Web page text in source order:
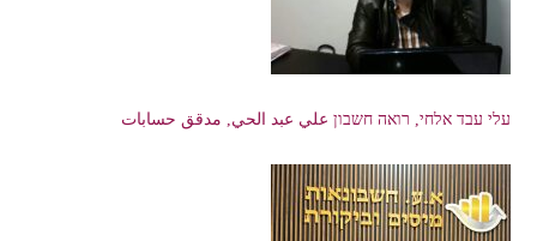
עלי עבד אלחי, רואה חשבון علي عبد الحي, مدقق حسابات